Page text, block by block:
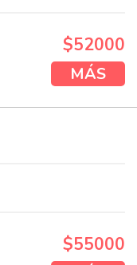
$52000
MÁS
$55000